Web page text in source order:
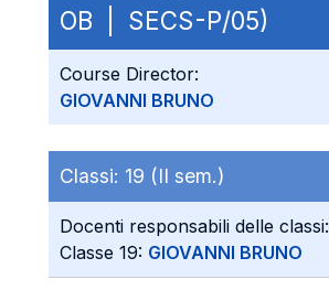
OB | SECS-P/05)
Course Director:
GIOVANNI BRUNO
Classi: 19 (II sem.)
Docenti responsabili delle classi:
Classe 19: GIOVANNI BRUNO